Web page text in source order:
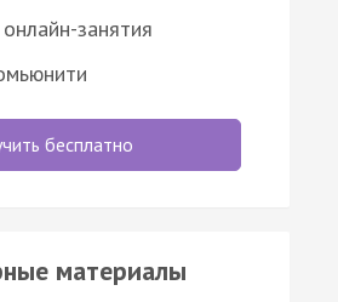
занятия
бесплатно
материалы